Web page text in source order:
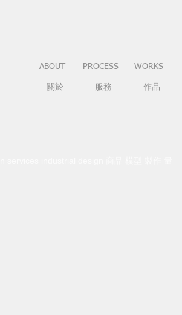
ABOUT
關於
PROCESS
服務
WORKS
作品